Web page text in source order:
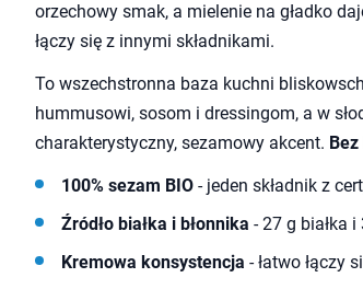
orzechowy smak, a mielenie na gładko
łączy się z innymi składnikami.
To wszechstronna baza kuchni
hummusowi, sosom i dressingom, a w
charakterystyczny, sezamowy akcent.
100% sezam BIO - jeden składnik z
Źródło białka i błonnika - 27 g białka
Kremowa konsystencja - łatwo łączy